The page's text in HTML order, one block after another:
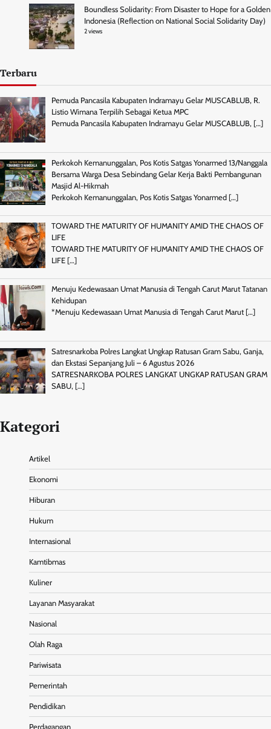
Boundless Solidarity: From Disaster to Hope for a Golden
Indonesia (Reflection on National Social Solidarity Day)
2 views
Terbaru
Pemuda Pancasila Kabupaten Indramayu Gelar MUSCABLUB, R.
Listio Wimana Terpilih Sebagai Ketua MPC
Pemuda Pancasila Kabupaten Indramayu Gelar MUSCABLUB, […]
Perkokoh Kemanunggalan, Pos Kotis Satgas Yonarmed 13/Nanggala
Bersama Warga Desa Sebindang Gelar Kerja Bakti Pembangunan
Masjid Al-Hikmah
Perkokoh Kemanunggalan, Pos Kotis Satgas Yonarmed […]
TOWARD THE MATURITY OF HUMANITY AMID THE CHAOS OF
LIFE
TOWARD THE MATURITY OF HUMANITY AMID THE CHAOS OF
LIFE […]
Menuju Kedewasaan Umat Manusia di Tengah Carut Marut Tatanan
Kehidupan
*Menuju Kedewasaan Umat Manusia di Tengah Carut Marut […]
Satresnarkoba Polres Langkat Ungkap Ratusan Gram Sabu, Ganja,
dan Ekstasi Sepanjang Juli – 6 Agustus 2026
SATRESNARKOBA POLRES LANGKAT UNGKAP RATUSAN GRAM
SABU, […]
Kategori
Artikel
Ekonomi
Hiburan
Hukum
Internasional
Kamtibmas
Kuliner
Layanan Masyarakat
Nasional
Olah Raga
Pariwisata
Pemerintah
Pendidikan
Perdagangan